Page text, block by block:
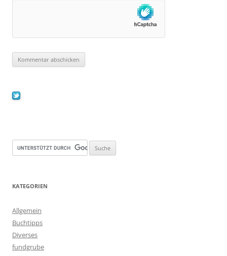
KATEGORIEN
Allgemein
Buchtipps
Diverses
fundgrube